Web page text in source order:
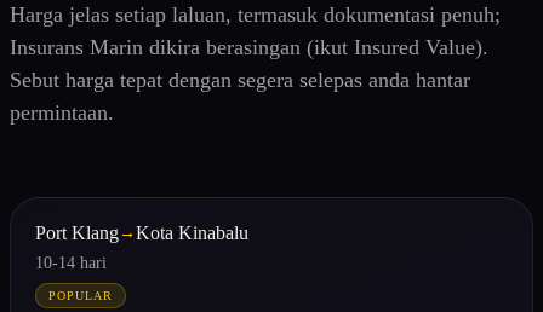
Harga jelas setiap laluan, termasuk dokumentasi penuh;
Insurans Marin dikira berasingan (ikut Insured Value).
Sebut harga tepat dengan segera selepas anda hantar
permintaan.
Port Klang→ Kota Kinabalu
10-14 hari
POPULAR